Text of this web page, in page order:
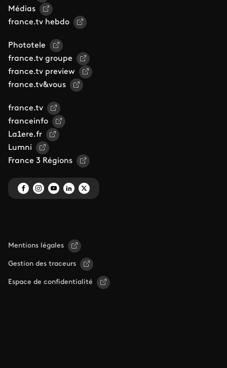
Médias
france.tv hebdo
Phototele
france.tv groupe
france.tv preview
france.tv&vous
france.tv
franceinfo
La1ere.fr
Lumni
France 3 Régions
Mentions légales
Gestion des traceurs
Espace de confidentialité